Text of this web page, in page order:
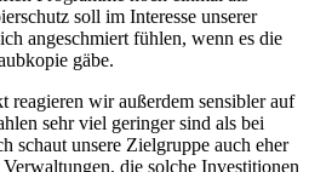
soll im Interesse unserer
angeschmiert fühlen, wenn es die
gäbe.
wir außerdem sensibler auf
sehr viel geringer sind als bei
schaut unsere Zielgruppe auch eher
die solche Investitionen